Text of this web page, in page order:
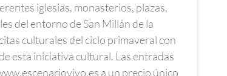
iglesias, monasterios, plazas,
del entorno de San Millán de la
culturales del ciclo primaveral con
esta iniciativa cultural. Las entradas
a un precio único